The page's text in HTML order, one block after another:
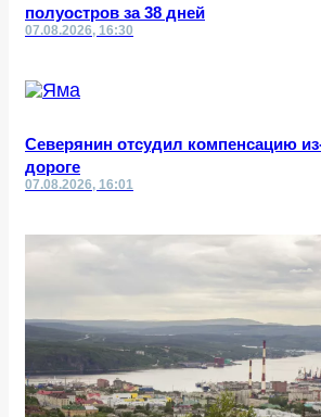
полуостров за 38 дней
07.08.2026, 16:30
Северянин отсудил компенсацию
дороге
07.08.2026, 16:01